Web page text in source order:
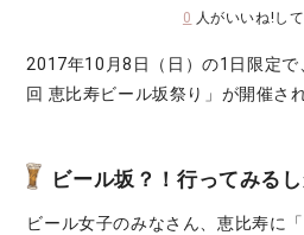
0 人がいいね!し
2017年10月8日（日）の1日限定
回 恵比寿ビール坂祭り」が開催さ
ビール坂？！行ってみるし
ビール女子のみなさん、恵比寿に「